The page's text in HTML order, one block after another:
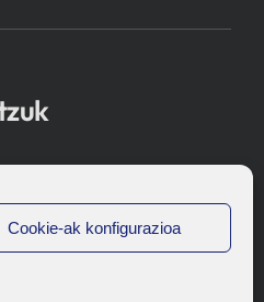
Cookie-ak konfigurazioa